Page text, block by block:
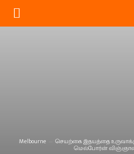
Melbourne செயற்கை இதயத்தை
மெல்போர்ன்